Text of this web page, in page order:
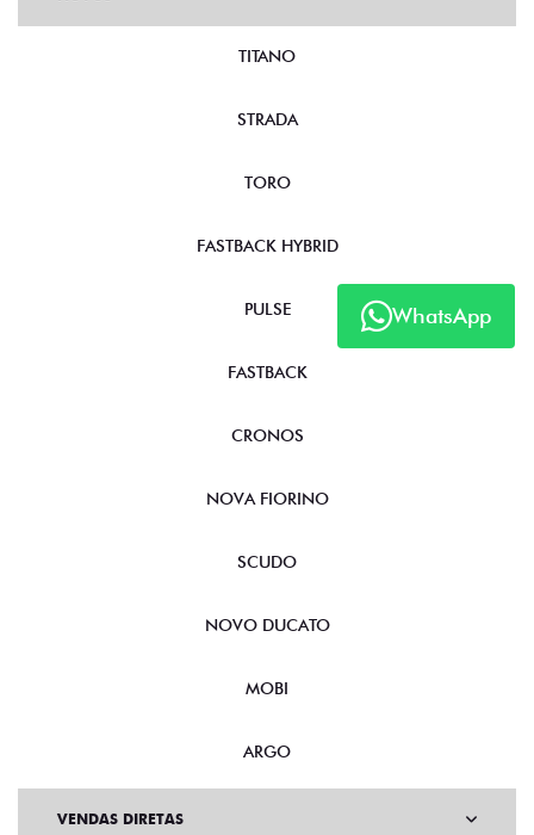
WhatsApp
TITANO
STRADA
TORO
FASTBACK HYBRID
PULSE
FASTBACK
CRONOS
NOVA FIORINO
SCUDO
NOVO DUCATO
MOBI
ARGO
VENDAS DIRETAS